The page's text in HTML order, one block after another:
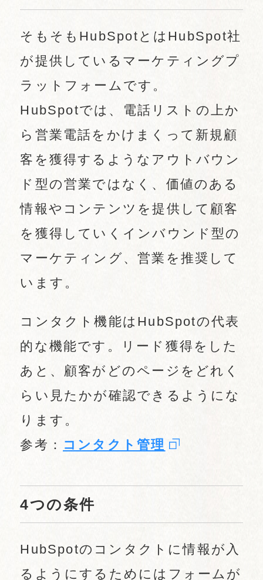
そもそもHubSpotとはHubSpot社
が提供しているマーケティングプ
ラットフォームです。
HubSpotでは、電話リストの上か
ら営業電話をかけまくって新規顧
客を獲得するようなアウトバウン
ド型の営業ではなく、価値のある
情報やコンテンツを提供して顧客
を獲得していくインバウンド型の
マーケティング、営業を推奨して
います。
コンタクト機能はHubSpotの代表
的な機能です。リード獲得をした
あと、顧客がどのページをどれく
らい見たかが確認できるようにな
ります。
参考： コンタクト管理
4つの条件
HubSpotのコンタクトに情報が入
るようにするためにはフォームが